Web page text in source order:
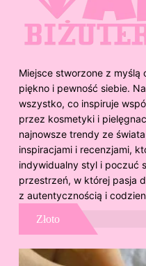
Miejsce stworzone z
piękno i pewność siebie.
wszystko, co inspiruje
przez kosmetyki i
najnowsze trendy ze
inspiracjami i recenzjami,
indywidualny styl i poczuć
przestrzeń, w której pasja
z autentycznością i
Złoto